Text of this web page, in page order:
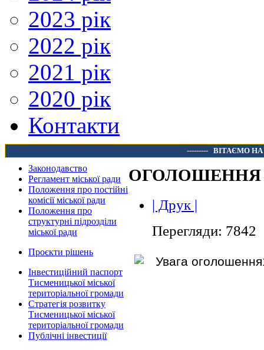
2023 рік
2022 рік
2021 рік
2020 рік
Контакти
--------- ВІТАЄМО
Законодавство
Регламент міської ради
Положення про постійні
комісії міської ради
Положення про
структурні підрозділи
міської ради
Проєкти рішень
Інвестиційний паспорт
Тисменицької міської
територіальної громади
Стратегія розвитку
Тисменицької міської
територіальної громади
Публічні інвестиції
ОГОЛОШЕННЯ
| Друк |
Перегляди: 7842